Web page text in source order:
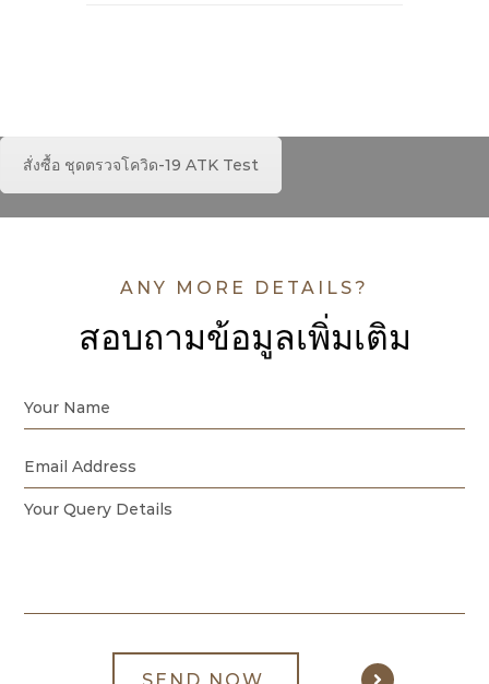
สั่งซื้อ ชุดตรวจโควิด-19 ATK Test
ANY MORE DETAILS?
สอบถามข้อมูลเพิ่มเติม